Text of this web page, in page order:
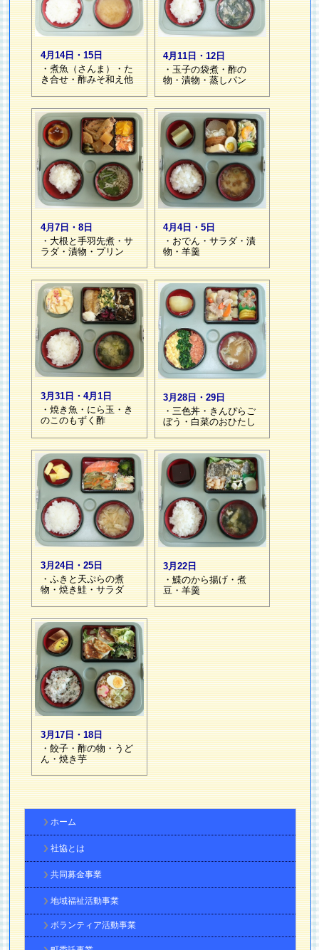
4月14日・15日
・煮魚（さんま）・た
き合せ・酢みそ和え他
4月11日・12日
・玉子の袋煮・酢の
物・漬物・蒸しパン
4月7日・8日
・大根と手羽先煮・サ
ラダ・漬物・プリン
4月4日・5日
・おでん・サラダ・漬
物・羊羹
3月31日・4月1日
・焼き魚・にら玉・き
のこのもずく酢
3月28日・29日
・三色丼・きんぴらご
ぼう・白菜のおひたし
3月24日・25日
・ふきと天ぷらの煮
物・焼き鮭・サラダ
3月22日
・鰈のから揚げ・煮
豆・羊羹
3月17日・18日
・餃子・酢の物・うど
ん・焼き芋
ホーム
社協とは
共同募金事業
地域福祉活動事業
ボランティア活動事業